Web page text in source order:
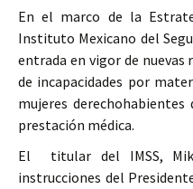
En el marco de la
Instituto Mexicano del
entrada en vigor de nuevas
de incapacidades por
mujeres
prestación médica.
El titular del IMSS,
instrucciones del